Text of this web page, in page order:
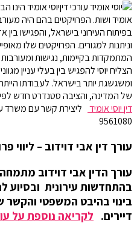
יוסי אומיד הינו
אומיד ושות. הפרויקטים בהם היה
בפיתוח העירוני בישראל, והפגישו בין
וניתנות למגורים. הפרויקטים שלו
המתמקדות בקיימות, נגישות
הצליח יוסי להפגיש בין בעלי עניין
ומשגשגת יותר בישראל. לעבודתו
של המדינה, והציבה סטנדרט חדש
דין יוסי אומיד
9561080
עורך דין אבי דוידוב – ליווי
עורך הדין אבי דוידוב
בהתחדשות עירונית ובסיוע
בינוי בהיבט המשפטי והקשר
דיירים. לקריאה נוספת על